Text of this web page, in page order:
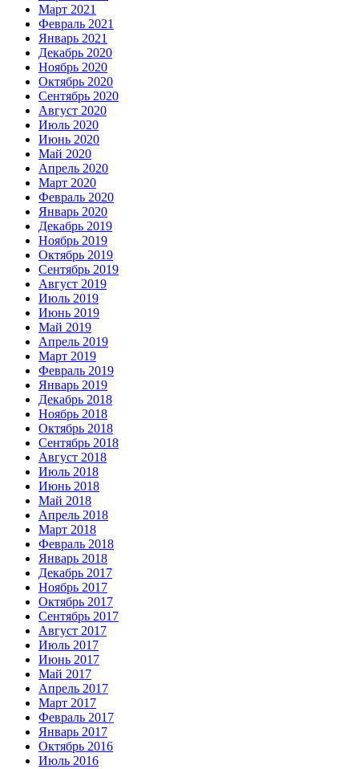
Март 2021
Февраль 2021
Январь 2021
Декабрь 2020
Ноябрь 2020
Октябрь 2020
Сентябрь 2020
Август 2020
Июль 2020
Июнь 2020
Май 2020
Апрель 2020
Март 2020
Февраль 2020
Январь 2020
Декабрь 2019
Ноябрь 2019
Октябрь 2019
Сентябрь 2019
Август 2019
Июль 2019
Июнь 2019
Май 2019
Апрель 2019
Март 2019
Февраль 2019
Январь 2019
Декабрь 2018
Ноябрь 2018
Октябрь 2018
Сентябрь 2018
Август 2018
Июль 2018
Июнь 2018
Май 2018
Апрель 2018
Март 2018
Февраль 2018
Январь 2018
Декабрь 2017
Ноябрь 2017
Октябрь 2017
Сентябрь 2017
Август 2017
Июль 2017
Июнь 2017
Май 2017
Апрель 2017
Март 2017
Февраль 2017
Январь 2017
Октябрь 2016
Июль 2016